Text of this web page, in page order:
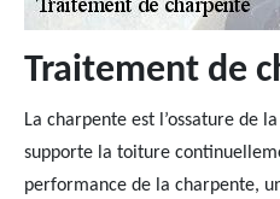
Traitement de
La charpente est l’ossature de
supporte la toiture
performance de la charpente,